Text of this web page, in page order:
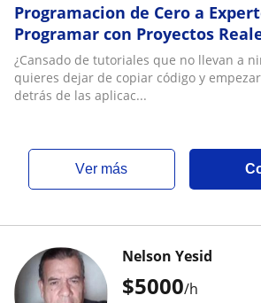
Programacion de Cero a
Programar con Proyectos
¿Cansado de tutoriales que no llevan a
quieres dejar de copiar código y
detrás de las aplicac...
ver más
$5000/h
Nelson Yesid